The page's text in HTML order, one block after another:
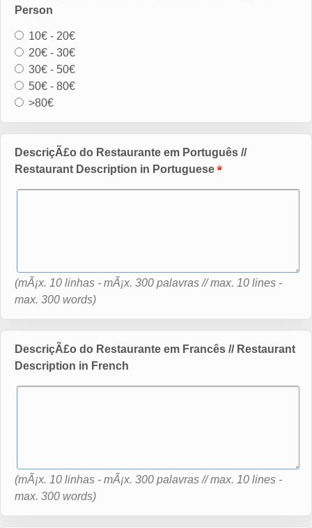
Person
10€ - 20€
20€ - 30€
30€ - 50€
50€ - 80€
>80€
DescriçÃ£o do Restaurante em Português //
Restaurant Description in Portuguese
(mÃ¡x. 10 linhas - mÃ¡x. 300 palavras // max. 10 lines -
max. 300 words)
DescriçÃ£o do Restaurante em Francês // Restaurant
Description in French
(mÃ¡x. 10 linhas - mÃ¡x. 300 palavras // max. 10 lines -
max. 300 words)